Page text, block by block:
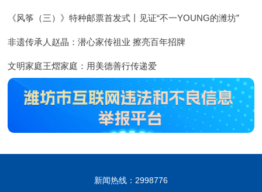
《风筝（三）》特种邮票首发式丨见证“不一YOUNG的潍坊”
非遗传承人赵晶：潜心家传祖业 擦亮百年招牌
文明家庭王熠家庭：用美德善行传递爱
新闻热线：2998776